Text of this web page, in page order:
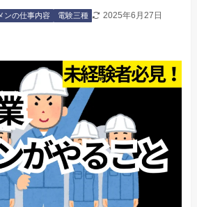
ンの仕事内容 電験三種
2025年6月27日